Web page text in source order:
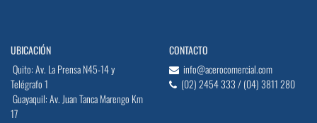
UBICACIÓN
Quito: Av. La Prensa N45-14 y
Telégrafo 1
Guayaquil: Av. Juan Tanca Marengo Km
17
CONTACTO
info@acerocomercial.com
(02) 2454 333 / (04) 3811 280